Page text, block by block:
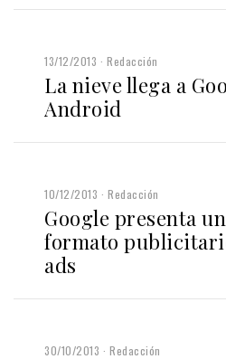
13/12/2013 Redacción
La nieve llega a
Android
10/12/2013 Redacción
Google presenta
formato
ads
30/10/2013 Redacción